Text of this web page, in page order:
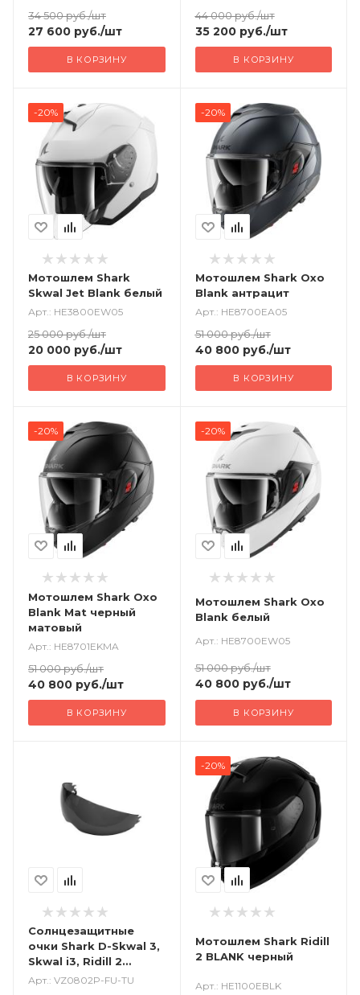
34 500руб./шт
27 600 руб./шт
В КОРЗИНУ
44 000руб./шт
35 200руб./шт
В КОРЗИНУ
-20%
Мотошлем Shark
Skwal Jet Blank белый
Арт.: HE3800EW05
25 000руб./шт
20 000 руб./шт
В КОРЗИНУ
-20%
Мотошлем Shark Oxo
Blank антрацит
Арт.: HE8700EA05
51 000руб./шт
40 800руб./шт
В КОРЗИНУ
-20%
Мотошлем Shark Oxo
Blank Mat черный
матовый
Арт.: HE8701EKMA
51 000руб./шт
40 800 руб./шт
В КОРЗИНУ
-20%
Мотошлем Shark Oxo
Blank белый
Арт.: HE8700EW05
51 000руб./шт
40 800руб./шт
В КОРЗИНУ
Солнцезащитные
очки Shark D-Skwal 3,
Skwal i3, Ridill 2
притемненный
Арт.: VZ0802P-FU-TU
-20%
Мотошлем Shark Ridill
2 BLANK черный
Арт.: HE1100EBLK